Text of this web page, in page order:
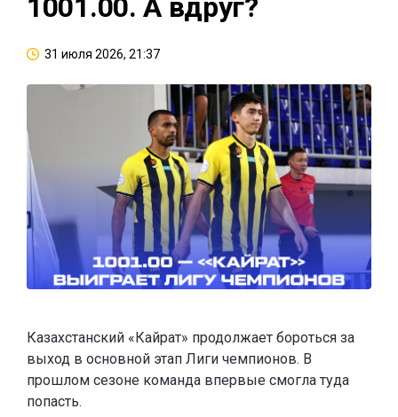
1001.00. А вдруг?
31 июля 2026, 21:37
Казахстанский «Кайрат» продолжает бороться за
выход в основной этап Лиги чемпионов. В
прошлом сезоне команда впервые смогла туда
попасть.